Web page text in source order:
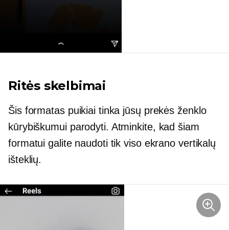
Ritės skelbimai
Šis formatas puikiai tinka jūsų prekės ženklo
kūrybiškumui parodyti. Atminkite, kad šiam
formatui galite naudoti tik viso ekrano vertikalų
išteklių.